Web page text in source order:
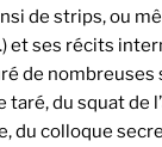
de strips, ou
et ses récits
de nombreuses
taré, du squat de
du colloque